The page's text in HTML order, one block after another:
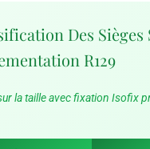
Des Sièges
R129
la taille avec fixation Isofix